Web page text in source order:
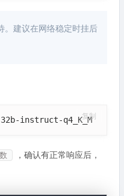
。建议在网络稳定时挂后
instruct-q4_K_M
复制
，确认有正常响应后，